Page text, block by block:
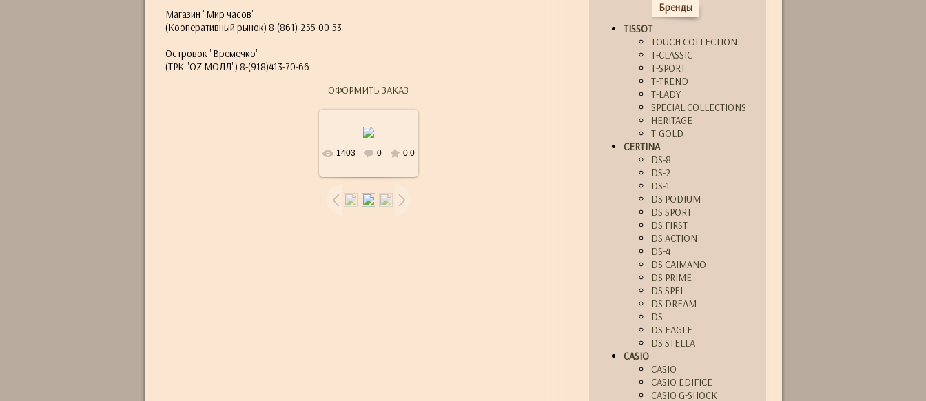
Магазин "Мир часов"
(Кооперативный рынок) 8-(861)-255-00-53
Островок "Времечко"
(ТРК "OZ МОЛЛ") 8-(918)413-70-66
ОФОРМИТЬ ЗАКАЗ
В реальном
73.1Kb
1403 0 0.0
Бренды
TISSOT
TOUCH COLLECTION
T-CLASSIC
T-SPORT
T-TREND
T-LADY
SPECIAL COLLECTIONS
HERITAGE
T-GOLD
CERTINA
DS-8
DS-2
DS-1
DS PODIUM
DS SPORT
DS FIRST
DS ACTION
DS-4
DS CAIMANO
DS PRIME
DS SPEL
DS DREAM
DS
DS EAGLE
DS STELLA
CASIO
CASIO
CASIO EDIFICE
CASIO G-SHOCK